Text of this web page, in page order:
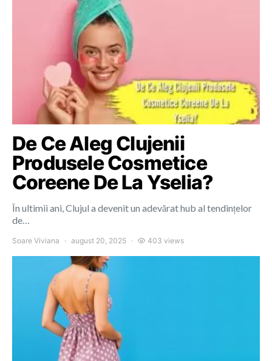
De Ce Aleg Clujenii
Produsele Cosmetice
Coreene De La Yselia?
În ultimii ani, Clujul a devenit un adevărat hub al tendințelor
de…
Soare Viviana august 20, 2025 403 views